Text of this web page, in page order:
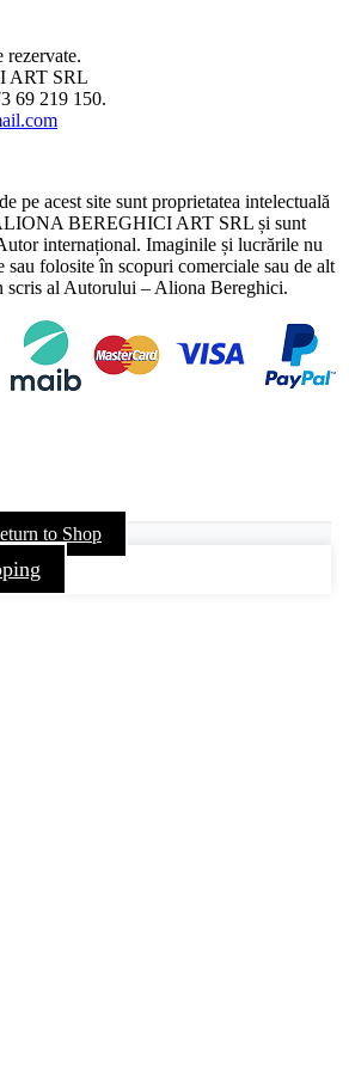
ART SRL
69 219 150.
pe acest site sunt proprietatea intelectuală
BEREGHICI ART SRL și sunt
internațional. Imaginile și lucrările nu
sau folosite în scopuri comerciale sau de alt
scris al Autorului – Aliona Bereghici.
to Shop